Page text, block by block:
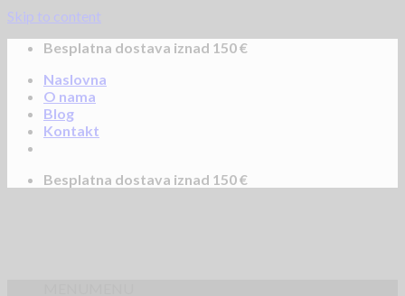
Skip to content
Besplatna dostava iznad 150 €
Naslovna
O nama
Blog
Kontakt
Besplatna dostava iznad 150 €